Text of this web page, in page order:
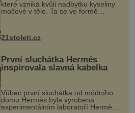
které vzniká kvůli nadbytku kyseliny
močové v těle. Ta se ve formě
nohou, a způsobuje bole...
21stoleti.cz
První sluchátka Hermés
inspirovala slavná kabelka
Vůbec první sluchátka od módního
domu Hermès byla vyrobena
experimentálním laboratoří Hermès